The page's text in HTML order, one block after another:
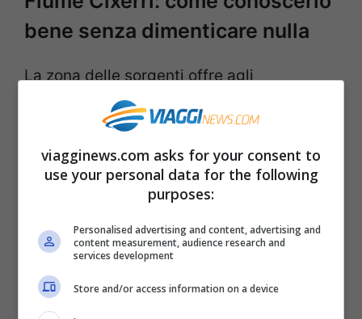
bene senza dimenticare nulla
La zona delle sorgenti offre agli
escursionisti panorami spettacolari, con
vedute che spaziano dalle colline
metallifere fino alle pianure costiere.
Un’area ideale per chi ama il trekking e
ancora incontaminati.
viagginews.com asks for your consent to
use your personal data for the following
purposes:
Personalised advertising and content, advertising and
content measurement, audience research and
services development
Store and/or access information on a device